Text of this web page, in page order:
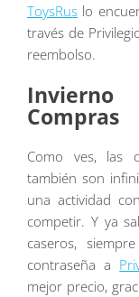
ToysRus lo
través de
reembolso.
Compras
Como ves, las
también son
una actividad
competir. Y ya
caseros,
contraseña a
mejor precio,